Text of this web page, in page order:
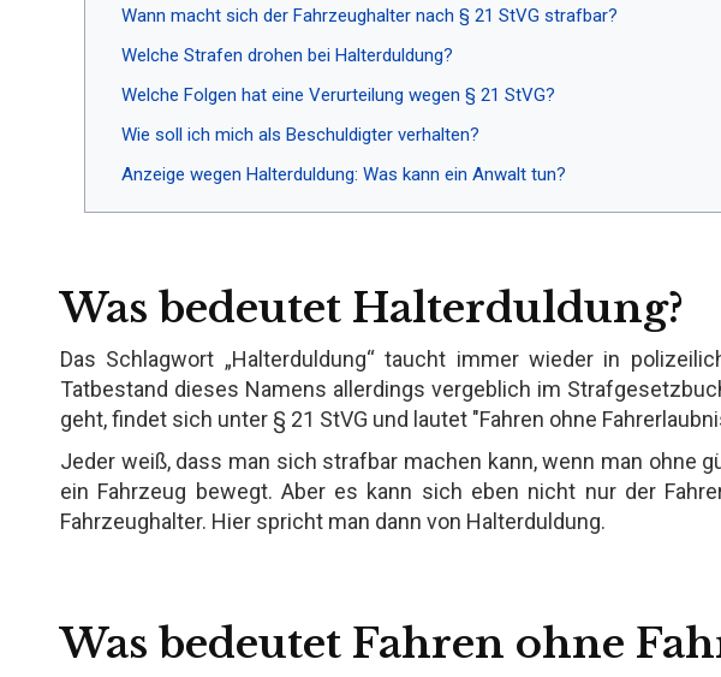
Wann macht sich der Fahrzeughalter nach § 21 StVG strafbar?
Welche Strafen drohen bei Halterduldung?
Welche Folgen hat eine Verurteilung wegen § 21 StVG?
Wie soll ich mich als Beschuldigter verhalten?
Anzeige wegen Halterduldung: Was kann ein Anwalt tun?
Was bedeutet Halterduldung?
Das Schlagwort „Halterduldung“ taucht immer wieder in
Tatbestand dieses Namens allerdings vergeblich im
geht, findet sich unter § 21 StVG und lautet "Fahren ohne
Jeder weiß, dass man sich strafbar machen kann, wenn man ohne
ein Fahrzeug bewegt. Aber es kann sich eben nicht nur der
Fahrzeughalter. Hier spricht man dann von Halterduldung.
Was bedeutet Fahren ohne